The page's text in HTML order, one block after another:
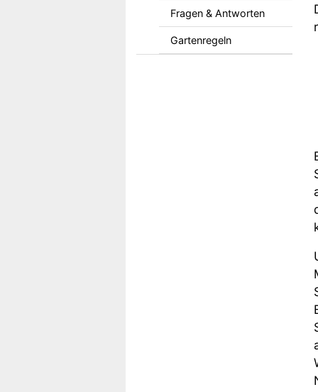
Fragen & Antworten
Gartenregeln